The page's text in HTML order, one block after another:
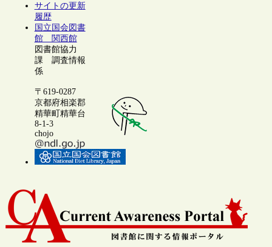
サイトの更新
履歴
国立国会図書
館 関西館
図書館協力
課 調査情報
係
〒619-0287
京都府相楽郡
精華町精華台
8-1-3
chojo